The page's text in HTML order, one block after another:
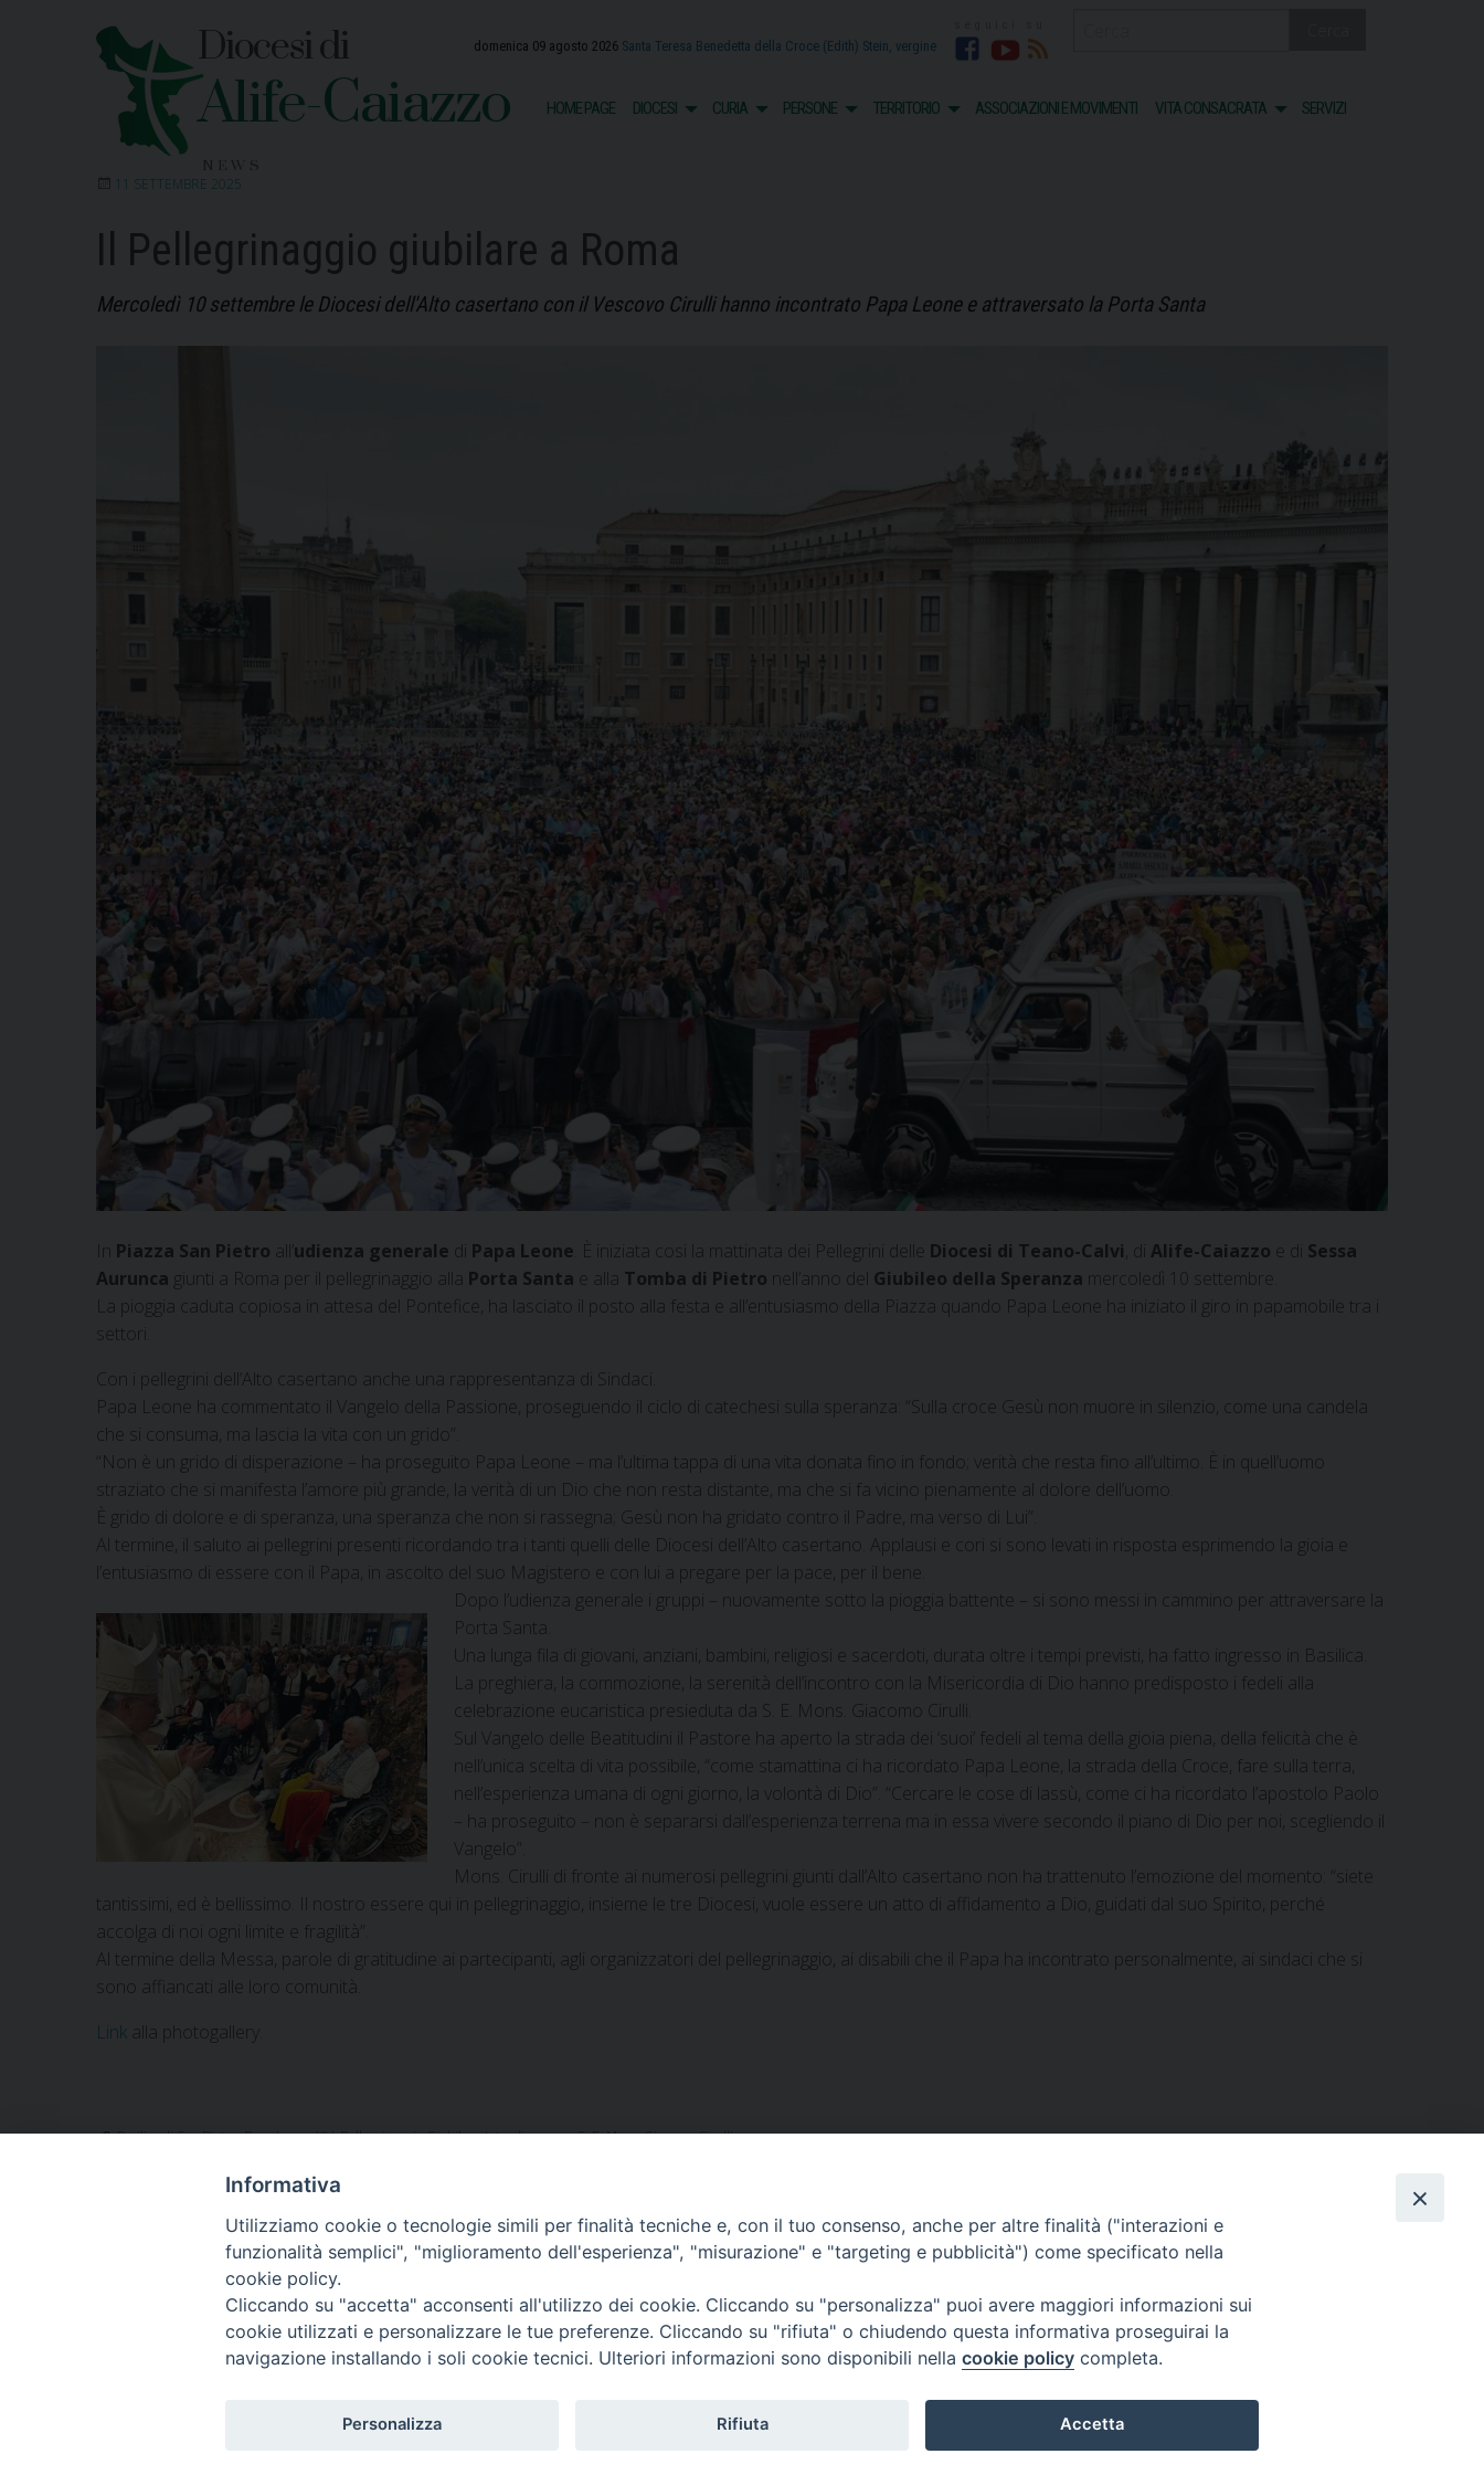
domenica 09 agosto 2026 Santa Teresa Benedetta della Croce (Edith) Stein, vergine Facebook
Youtube
RSS
Diocesi di
Alife-Caiazzo HOME PAGE DIOCESI CURIA PERSONE TERRITORIO ASSOCIAZIONI E MOVIMENTI VITA CONSACRATA SERVIZI
11 SETTEMBRE 2025
Il Pellegrinaggio giubilare a Roma
Mercoledì 10 settembre le Diocesi dell'Alto casertano con il Vescovo Cirulli hanno incontrato Papa Leone e attraversato la Porta Santa
In Piazza San Pietro all’udienza generale di Papa Leone . È iniziata cosi la mattinata dei Pellegrini delle Diocesi di Teano-Calvi , di Alife-Caiazzo e di Sessa
Aurunca giunti a Roma per il pellegrinaggio alla Porta Santa e alla Tomba di Pietro nell’anno del Giubileo della Speranza mercoledì 10 settembre.
La pioggia caduta copiosa in attesa del Pontefice, ha lasciato il posto alla festa e all’entusiasmo della Piazza quando Papa Leone ha iniziato il giro in papamobile tra i
settori.
Con i pellegrini dell’Alto casertano anche una rappresentanza di Sindaci.
Papa Leone ha commentato il Vangelo della Passione, proseguendo il ciclo di catechesi sulla speranza: “Sulla croce Gesù non muore in silenzio, come una candela
che si consuma, ma lascia la vita con un grido”.
“Non è un grido di disperazione – ha proseguito Papa Leone – ma l’ultima tappa di una vita donata fino in fondo; verità che resta fino all’ultimo. È in quell’uomo
straziato che si manifesta l’amore più grande, la verità di un Dio che non resta distante, ma che si fa vicino pienamente al dolore dell’uomo.
È grido di dolore e di speranza, una speranza che non si rassegna; Gesù non ha gridato contro il Padre, ma verso di Lui”.
Al termine, il saluto ai pellegrini presenti ricordando tra i tanti quelli delle Diocesi dell’Alto casertano. Applausi e cori si sono levati in risposta esprimendo la gioia e
l’entusiasmo di essere con il Papa, in ascolto del suo Magistero e con lui a pregare per la pace, per il bene.
Dopo l’udienza generale i gruppi – nuovamente sotto la pioggia battente – si sono messi in cammino per attraversare la
Porta Santa.
Una lunga fila di giovani, anziani, bambini, religiosi e sacerdoti, durata oltre i tempi previsti, ha fatto ingresso in Basilica.
La preghiera, la commozione, la serenità dell’incontro con la Misericordia di Dio hanno predisposto i fedeli alla
celebrazione eucaristica presieduta da S. E. Mons. Giacomo Cirulli.
Sul Vangelo delle Beatitudini il Pastore ha aperto la strada dei ‘suoi’ fedeli al tema della gioia piena, della felicità che è
nell’unica scelta di vita possibile, “come stamattina ci ha ricordato Papa Leone, la strada della Croce, fare sulla terra,
nell’esperienza umana di ogni giorno, la volontà di Dio”. “Cercare le cose di lassù, come ci ha ricordato l’apostolo Paolo
– ha proseguito – non è separarsi dall’esperienza terrena ma in essa vivere secondo il piano di Dio per noi, scegliendo il
Vangelo”.
Mons. Cirulli di fronte ai numerosi pellegrini giunti dall’Alto casertano non ha trattenuto l’emozione del momento: “siete
tantissimi, ed è bellissimo. Il nostro essere qui in pellegrinaggio, insieme le tre Diocesi, vuole essere un atto di affidamento a Dio, guidati dal suo Spirito, perché
accolga di noi ogni limite e fragilità”.
Al termine della Messa, parole di gratitudine ai partecipanti, agli organizzatori del pellegrinaggio, ai disabili che il Papa ha incontrato personalmente, ai sindaci che si
sono affiancati alle loro comunità.
Link alla photogallery.
Basilica di San Pietro,Papa Leone XIV,Pellegrinaggio Giubilare Interdiocesano,S. E. Mons. Giacomo Cirulli
La Caritas di Sessa Aurunca si prepara ad accogliere 22 bambini ucraini Pellegrinaggio Giubilare
Diocesi di Alife-Caiazzo
Tel: 0823.786166 / 0823.912707
Informativa
Utilizziamo cookie o tecnologie simili per finalità tecniche e, con il tuo consenso, anche per altre finalità ("interazioni e
funzionalità semplici", "miglioramento dell'esperienza", "misurazione" e "targeting e pubblicità") come specificato nella
cookie policy.
Cliccando su "accetta" acconsenti all'utilizzo dei cookie. Cliccando su "personalizza" puoi avere maggiori informazioni sui
cookie utilizzati e personalizzare le tue preferenze. Cliccando su "rifiuta" o chiudendo questa informativa proseguirai la
navigazione installando i soli cookie tecnici. Ulteriori informazioni sono disponibili nella cookie policy completa.
Personalizza Rifiuta Accetta